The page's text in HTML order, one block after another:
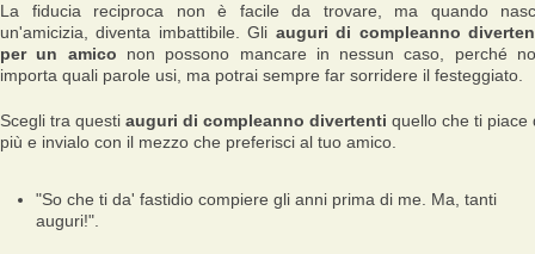
La fiducia reciproca non è facile da trovare, ma quando
un'amicizia, diventa imbattibile. Gli auguri di compleanno
per un amico non possono mancare in nessun caso, perché
importa quali parole usi, ma potrai sempre far sorridere il festeggiato.
Scegli tra questi auguri di compleanno divertenti quello che ti piace
più e invialo con il mezzo che preferisci al tuo amico.
"So che ti da' fastidio compiere gli anni prima di me. Ma, tanti
auguri!".